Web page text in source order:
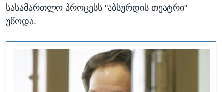
სასამართლო პროცესს "აბსურდის თეატრი"
უწოდა.